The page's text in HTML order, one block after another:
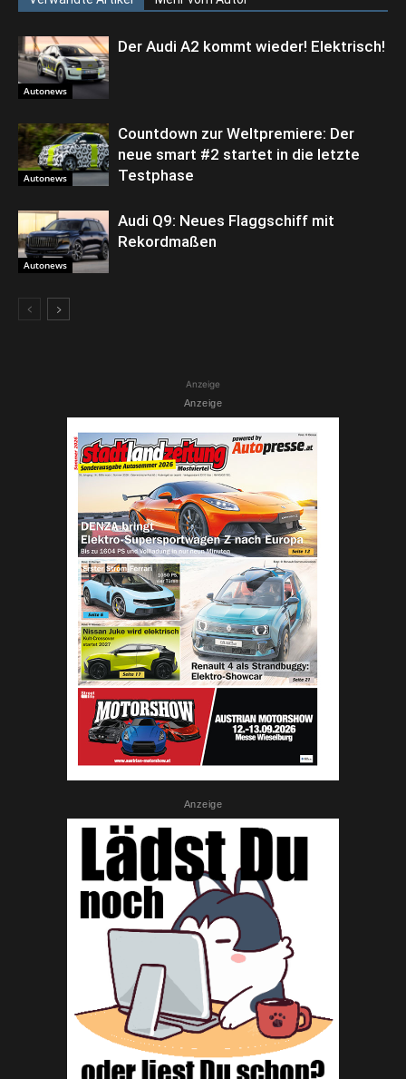
Autonews
Der Audi A2 kommt wieder! Elektrisch!
Autonews
Countdown zur Weltpremiere: Der
neue smart #2 startet in die letzte
Testphase
Autonews
Audi Q9: Neues Flaggschiff mit
Rekordmaßen
Anzeige
Anzeige
Anzeige